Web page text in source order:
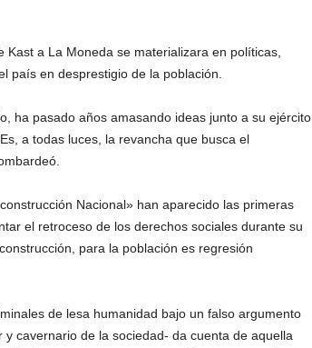
a La Moneda se materializara en políticas,
país en desprestigio de la población.
ha pasado años amasando ideas junto a su ejército
a todas luces, la revancha que busca el
Nacional» han aparecido las primeras
el retroceso de los derechos sociales durante su
para la población es regresión
de lesa humanidad bajo un falso argumento
cavernario de la sociedad- da cuenta de aquella